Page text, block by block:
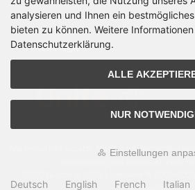
PARTNER
Alle Preise inkl. gesetzl. MwSt. zzgl.Versandkosten
Shopsoftware
analysieren und Ihnen ein
bieten zu können. Weitere
Datenschutzerklärung.
ALLE
NUR
Einstellungen
Deutsch English French Italian